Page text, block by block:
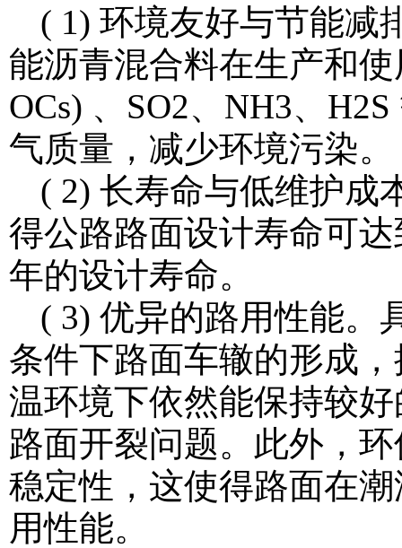
( 1) 环境友好与节能减
能沥青混合料在生产和
OCs) 、SO2、NH3、
气质量，减少环境污染。
( 2) 长寿命与低维护成
得公路路面设计寿命可
年的设计寿命。
( 3) 优异的路用性能。
条件下路面车辙的形成
温环境下依然能保持较
路面开裂问题。此外，
稳定性，这使得路面在
用性能。